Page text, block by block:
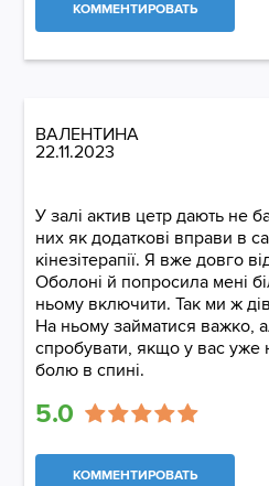
КОММЕНТИРОВАТЬ
ВАЛЕНТИНА
22.11.2023
У залі актив цетр дають не
них як додаткові вправи в
кінезітерапії. Я вже довго
Оболоні й попросила мені
ньому включити. Так ми ж
На ньому займатися важко,
спробувати, якщо у вас уже
болю в спині.
5.0
КОММЕНТИРОВАТЬ